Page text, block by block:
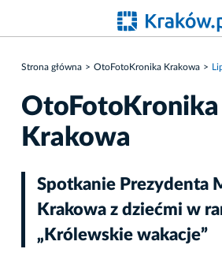
Strona główna OtoFotoKronika Krakowa
OtoFotoKronika
Krakowa
Spotkanie Prezydenta
Krakowa z dziećmi w
„Królewskie wakacje”